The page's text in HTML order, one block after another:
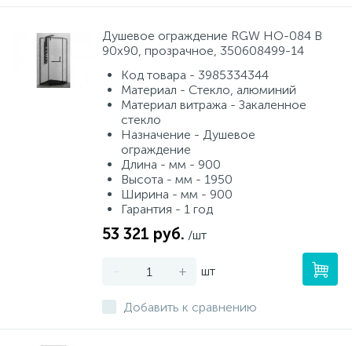
Душевое ограждение RGW HO-084 B
90х90, прозрачное, 350608499-14
Код товара - 3985334344
Материал - Стекло, алюминий
Материал витража - Закаленное
стекло
Назначение - Душевое
ограждение
Длина - мм - 900
Высота - мм - 1950
Ширина - мм - 900
Гарантия - 1 год
53 321 руб. /шт
- + шт
Добавить к сравнению